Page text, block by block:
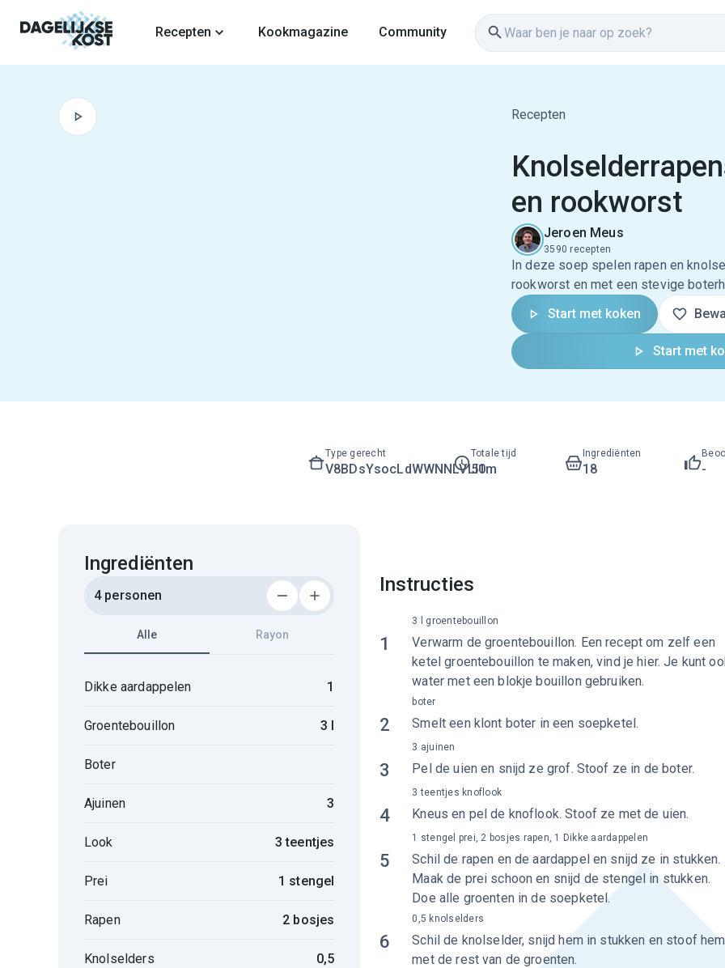
Recepten
Kookmagazine Community
Recepten
en rookworst
Jeroen Meus
3590 recepten
In deze soep spelen rapen en
rookworst en met een stevige
Start met koken
Start met
Type gerecht
V8BDsYsocLdWWNNLVLI1
Totale tijd
50m
Ingrediënten
18 -
Ingrediënten
4 personen
Alle Rayon
Dikke aardappelen 1
Groentebouillon 3 l
Boter
Ajuinen 3
Look 3 teentjes
Prei 1 stengel
Rapen 2 bosjes
Knolselders 0,5
Instructies
1
Verwarm de groentebouillon. Een recept om zelf een
ketel groentebouillon te maken, vind je hier. Je kunt
water met een blokje bouillon gebruiken.
3 l groentebouillon
2 Smelt een klont boter in een soepketel.
boter
3 Pel de uien en snijd ze grof. Stoof ze in de boter.
3 ajuinen
4 Kneus en pel de knoflook. Stoof ze met de uien.
3 teentjes knoflook
5
Schil de rapen en de aardappel en snijd ze in stukken.
Maak de prei schoon en snijd de stengel in stukken.
Doe alle groenten in de soepketel.
1 stengel prei, 2 bosjes rapen, 1 Dikke aardappelen
6
Schil de knolselder, snijd hem in stukken en stoof hem
met de rest van de groenten.
0,5 knolselders